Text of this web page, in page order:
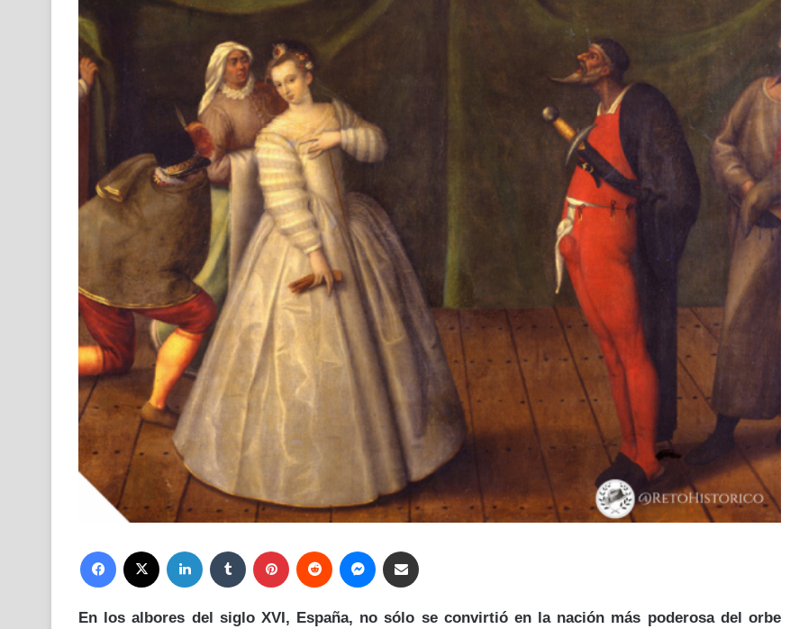
Facebook LinkedIn Tumblr Pinterest Reddit Messenger
En los albores del siglo XVI, España, no sólo se convirtió en la nación más poderosa del orbe